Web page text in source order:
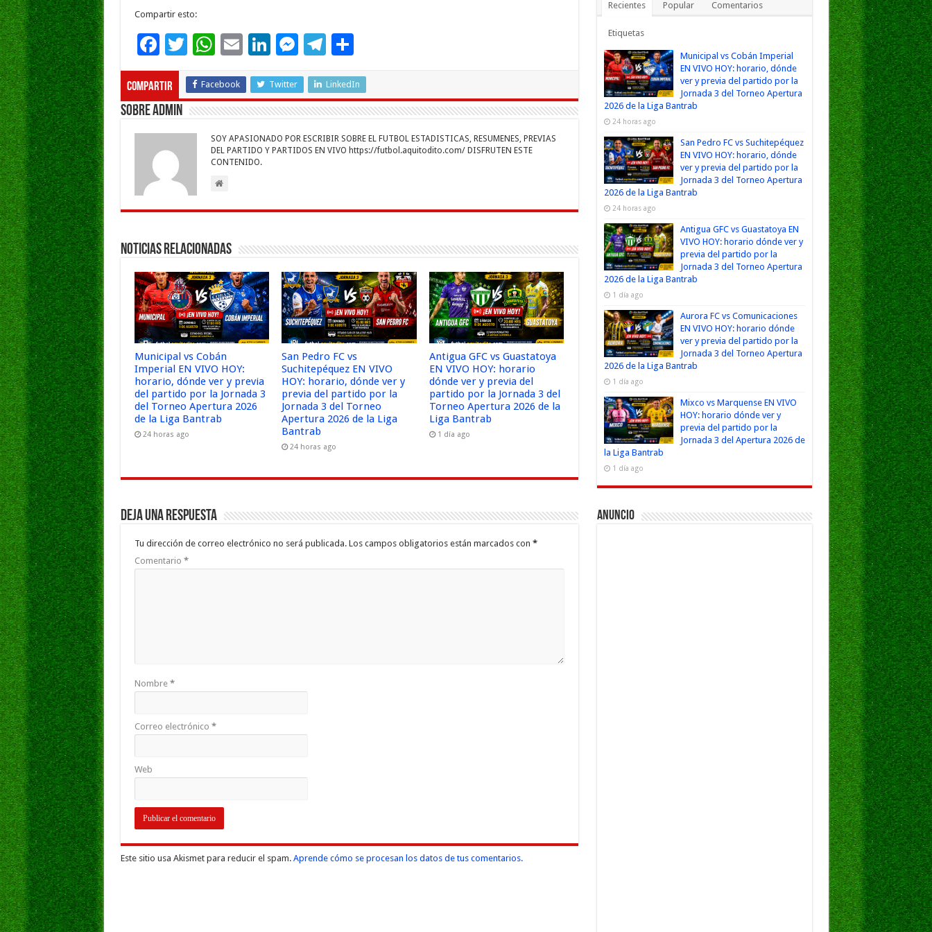
Compartir esto:
F
ac
e
b
o
o
k
T
tt
er
W
at
sA
p
p
E
ai
l
Li
k
e
dI
n
M
se
n
g
er
T
e
gr
a
m
C
m
p
ar
ti
Compartir Facebook Twitter LinkedIn
Sobre admin
SOY APASIONADO POR ESCRIBIR SOBRE EL FUTBOL ESTADISTICAS, RESUMENES, PREVIAS
DEL PARTIDO Y PARTIDOS EN VIVO https://futbol.aquitodito.com/ DISFRUTEN ESTE
CONTENIDO.
Noticias Relacionadas
Municipal vs Cobán
Imperial EN VIVO HOY:
horario, dónde ver y previa
del partido por la Jornada 3
del Torneo Apertura 2026
de la Liga Bantrab
24 horas ago
San Pedro FC vs
Suchitepéquez EN VIVO
HOY: horario, dónde ver y
previa del partido por la
Jornada 3 del Torneo
Apertura 2026 de la Liga
Bantrab
24 horas ago
Antigua GFC vs Guastatoya
EN VIVO HOY: horario
dónde ver y previa del
partido por la Jornada 3 del
Torneo Apertura 2026 de la
Liga Bantrab
1 día ago
Deja una respuesta
Tu dirección de correo electrónico no será publicada. Los campos obligatorios están marcados con *
Comentario *
Nombre *
Correo electrónico *
Web
Este sitio usa Akismet para reducir el spam. Aprende cómo se procesan los datos de tus comentarios.
Recientes Popular Comentarios
Etiquetas
Municipal vs Cobán Imperial
EN VIVO HOY: horario, dónde
ver y previa del partido por la
Jornada 3 del Torneo Apertura
2026 de la Liga Bantrab
24 horas ago
San Pedro FC vs Suchitepéquez
EN VIVO HOY: horario, dónde
ver y previa del partido por la
Jornada 3 del Torneo Apertura
2026 de la Liga Bantrab
24 horas ago
Antigua GFC vs Guastatoya EN
VIVO HOY: horario dónde ver y
previa del partido por la
Jornada 3 del Torneo Apertura
2026 de la Liga Bantrab
1 día ago
Aurora FC vs Comunicaciones
EN VIVO HOY: horario dónde
ver y previa del partido por la
Jornada 3 del Torneo Apertura
2026 de la Liga Bantrab
1 día ago
Mixco vs Marquense EN VIVO
HOY: horario dónde ver y
previa del partido por la
Jornada 3 del Apertura 2026 de
la Liga Bantrab
1 día ago
Anuncio